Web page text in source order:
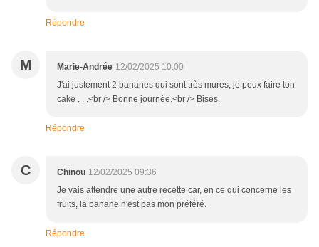
Répondre
M Marie-Andrée 12/02/2025 10:00
J'ai justement 2 bananes qui sont très mures, je peux faire ton
cake . . .<br /> Bonne journée.<br /> Bises.
Répondre
C Chinou 12/02/2025 09:36
Je vais attendre une autre recette car, en ce qui concerne les
fruits, la banane n'est pas mon préféré.
Répondre